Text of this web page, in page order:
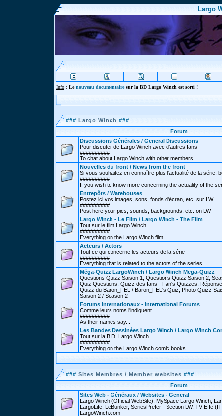
Largo
Info : Lenouveau documentairesur la BD Largo Winch est sorti !
### Largo Winch ###
Forum
Discussions Générales / General Discussions
Pour discuter de Largo Winch avec d'autres fans
##########
To chat about Largo Winch with other members
Nouvelles du front / News from the front
Si vous souhaitez en connaître plus l'actualité de la série,
##########
If you wish to know more concerning the actuality of the
Entrepôts / Warehouses
Postez ici vos images, sons, fonds d'écran, etc. sur LW
##########
Post here your pics, sounds, backgrounds, etc. on LW
Largo Winch - Le Film / Largo Winch - The Film
Tout sur le film Largo Winch
##########
Everything on the Largo Winch film
Acteurs / Actors
Tout ce qui concerne les acteurs de la série
##########
Everything that is related to the actors of the series
Méga-Quizz LargoWinch / Largo Winch Mega-Quizz
Questions Quizz Saison 1, Questions Quizz Saison 2,
Quiz Questions, Quizz des fans - Fan's Quizzes,
Quizz du Baron_FEL / Baron_FEL's Quiz, Photo Quizz
Saison 2 / Season 2
Forums Internationaux - International Forums
Comme leurs noms l'indiquent...
##########
As their names say...
Les Bandes Dessinées Largo Winch / Largo Winch
Tout sur la B.D. Largo Winch
##########
Everything on the Largo Winch comic books
### Sites Membres / Member websites ###
Forum
Sites Web - Généraux / Websites - General
Largo Winch (Official WebSite), MySpace Largo Winch,
LargoLife, LeBunker, SeriesPrefer - Section LW, TV Effe
LargoWinch.com